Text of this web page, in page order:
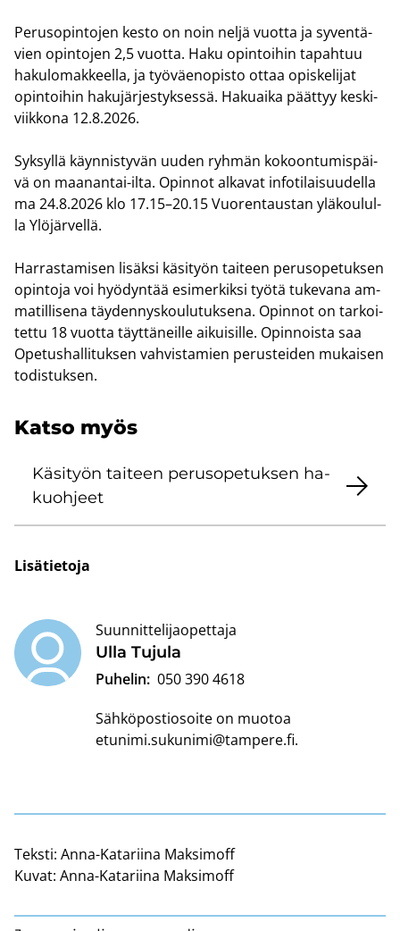
Pe­rus­o­pin­to­jen kesto on noin neljä vuot­ta ja sy­ven­tä­
vien opin­to­jen 2,5 vuot­ta. Haku opin­toi­hin ta­pah­tuu
ha­ku­lo­mak­keel­la, ja työ­väen­opis­to ottaa opis­ke­li­jat
opin­toi­hin ha­ku­jär­jes­tyk­ses­sä. Ha­kuai­ka päät­tyy kes­ki­
viik­ko­na 12.8.2026.
Syk­syl­lä käyn­nis­ty­vän uuden ryh­män ko­koon­tu­mis­päi­
vä on maanantai-​ilta. Opin­not al­ka­vat in­fo­ti­lai­suu­del­la
ma 24.8.2026 klo 17.15–20.15 Vuo­ren­taus­tan ylä­kou­lul­
la Ylö­jär­vel­lä.
Har­ras­ta­mi­sen li­säk­si kä­si­työn tai­teen pe­rus­o­pe­tuk­sen
opin­to­ja voi hyö­dyn­tää esi­mer­kik­si työtä tu­ke­va­na am­
ma­til­li­se­na täy­den­nys­kou­lu­tuk­se­na. Opin­not on tar­koi­
tet­tu 18 vuot­ta täyt­tä­neil­le ai­kui­sil­le. Opin­nois­ta saa
Ope­tus­hal­li­tuk­sen vah­vis­ta­mien pe­rus­tei­den mu­kai­sen
to­dis­tuk­sen.
Katso myös
Kä­si­työn tai­teen pe­rus­o­pe­tuk­sen ha­
kuoh­jeet
Li­sä­tie­to­ja
Ulla Tu­ju­la
Suunnittelijaopettaja
Puhelin: 050 390 4618
Sähköpostiosoite on muotoa
etunimi.sukunimi@tampere.fi.
Teksti: Anna-Katariina Maksimoff
Kuvat: Anna-Katariina Maksimoff